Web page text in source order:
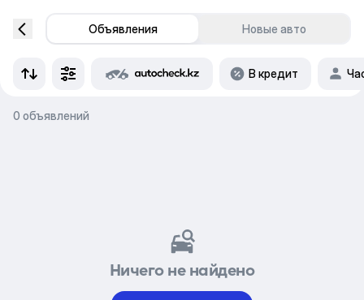
Объявления Новые авто
В кредит
0 объявлений
Ничего не найдено